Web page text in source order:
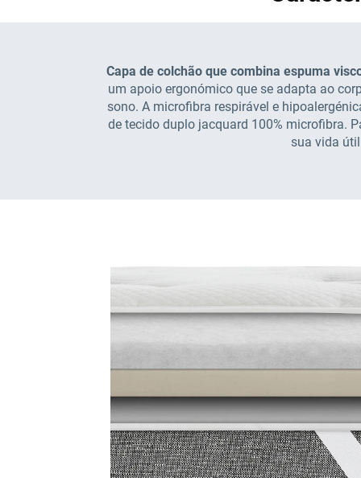
Capa de colchão que combina espuma
um apoio ergonómico que se adapta ao
sono. A microfibra respirável e
de tecido duplo jacquard 100% microfibra.
sua vida